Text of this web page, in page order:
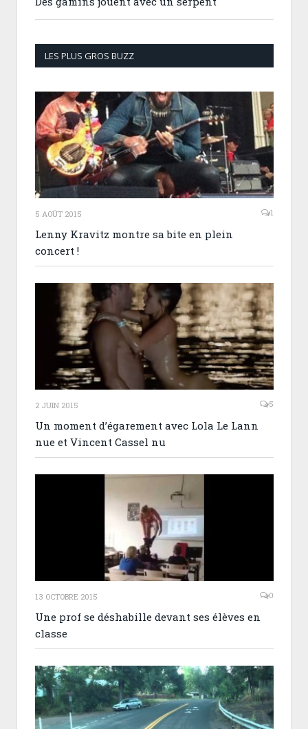
LES PLUS GROS BUZZ
5 AOÛT 2015 1
Lenny Kravitz montre sa bite en plein
concert !
2 JUIN 2015 5
Un moment d’égarement avec Lola Le Lann
nue et Vincent Cassel nu
13 OCTOBRE 2015 0
Une prof se déshabille devant ses élèves en
classe